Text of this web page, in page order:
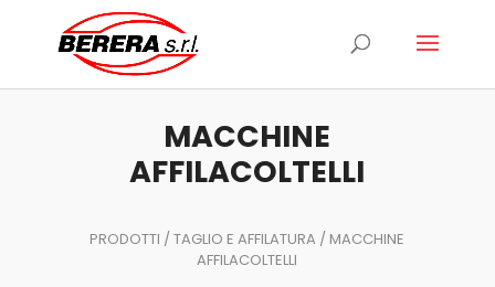
prodotti
MACCHINE
AFFILACOLTELLI
PRODOTTI /TAGLIO E AFFILATURA / MACCHINE
AFFILACOLTELLI